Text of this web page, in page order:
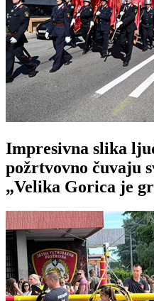
Impresivna slika
požrtvovno čuvaju
„Velika Gorica je